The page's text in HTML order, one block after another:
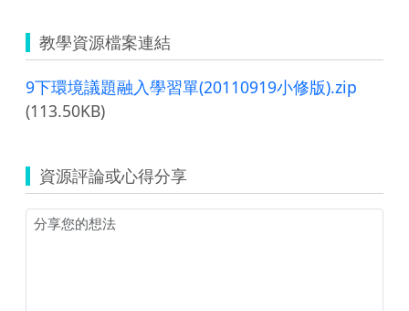
教學資源檔案連結
9下環境議題融入學習單(20110919小修版).zip
(113.50KB)
資源評論或心得分享